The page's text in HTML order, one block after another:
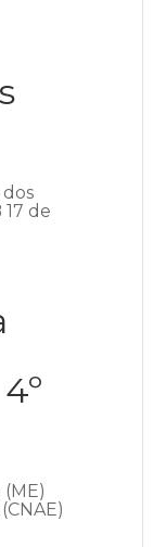
de